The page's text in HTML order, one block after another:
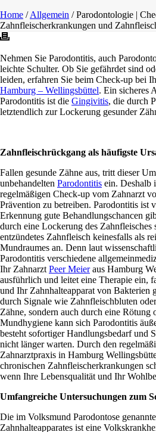
Home /Allgemein / Parodontologie |
Zahnfleischerkrankungen und
Nehmen Sie Parodontitis, auch
leichte Schulter. Ob Sie gefährdet sind
leiden, erfahren Sie beim Check-up bei
Hamburg – Wellingsbüttel. Ein sicheres
Parodontitis ist die Gingivitis, die durch
letztendlich zur Lockerung gesunder
Zahnfleischrückgang als häufigste
Fallen gesunde Zähne aus, tritt dieser
unbehandelten Parodontitis ein. Deshalb
regelmäßigen Check-up vom Zahnarzt
Prävention zu betreiben. Parodontitis ist
Erkennung gute Behandlungschancen
durch eine Lockerung des Zahnfleisches
entzündetes Zahnfleisch keinesfalls als
Mundraumes an. Denn laut
Parodontitis verschiedene
Ihr Zahnarzt Peer Meieraus Hamburg
ausführlich und leitet eine Therapie ein,
und Ihr Zahnhalteapparat von Bakterien
durch Signale wie Zahnfleischbluten
Zähne, sondern auch durch eine Rötung
Mundhygiene kann sich Parodontitis
besteht sofortiger Handlungsbedarf und
nicht länger warten. Durch den
Zahnarztpraxis in Hamburg
chronischen Zahnfleischerkrankungen
wenn Ihre Lebensqualität und Ihr
Umfangreiche Untersuchungen zum
Die im Volksmund Parodontose
Zahnhalteapparates ist eine